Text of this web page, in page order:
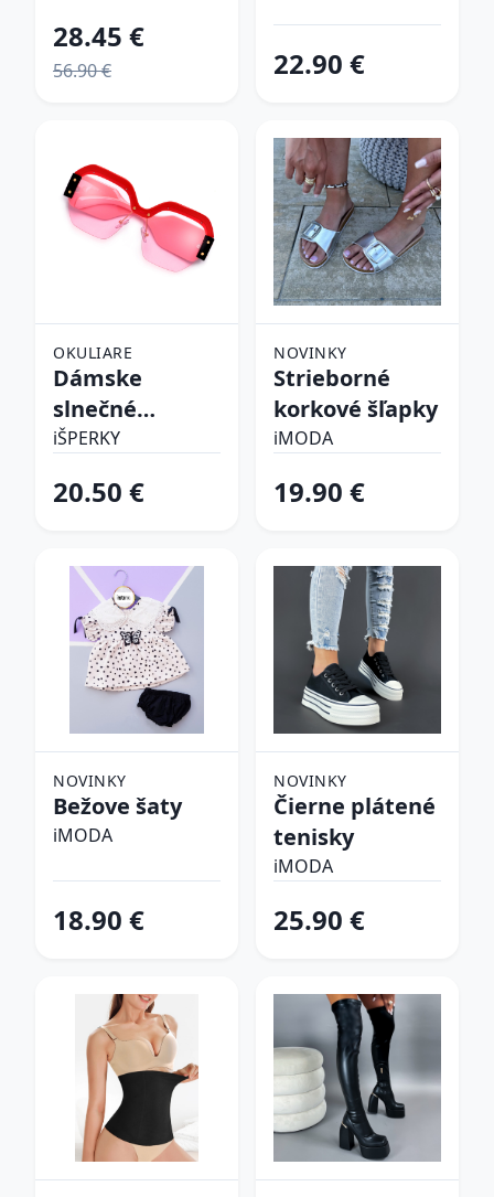
28.45 €
56.90 € 22.90 €
OKULIARE
Dámske
slnečné
okuliare
iŠPERKY
20.50 €
NOVINKY
Strieborné
korkové šľapky
iMODA
19.90 €
NOVINKY
Bežove šaty
iMODA
18.90 €
NOVINKY
Čierne plátené
tenisky
iMODA
25.90 €